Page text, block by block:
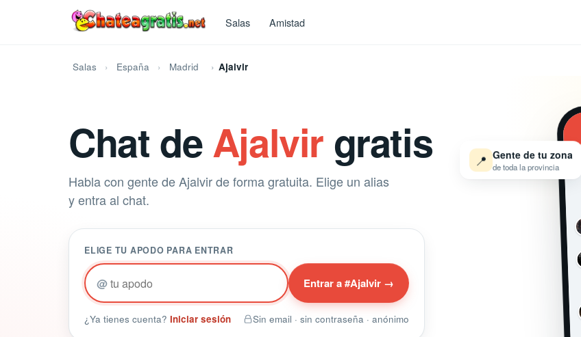
Salas Amistad
Salas España Madrid Ajalvir
Chat deAjalvir gratis
Habla con gente de Ajalvir de forma gratuita. Elige un alias
y entra al chat.
ELIGE TU APODO PARA ENTRAR
@ Entrar a #Ajalvir →
¿Ya tienes cuenta? Iniciar sesión Sin email · sin contraseña · anónimo
📍 Gente de tu zona
de toda la provincia